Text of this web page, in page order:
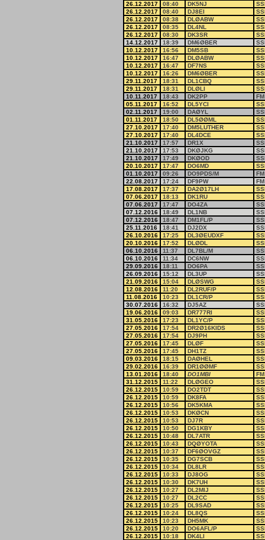
26.12.2017
08:40 DK5NJ
26.12.2017
08:40 DJ8EI
26.12.2017
08:38 DLØABW
26.12.2017
08:35 DL4NL
26.12.2017
08:30 DK3SR
14.12.2017
18:39 DM6ØBER
10.12.2017
16:56 DM5SB
10.12.2017
16:47 DLØABW
10.12.2017
16:47 DF7NS
10.12.2017
16:26 DM6ØBER
29.11.2017
18:31 DL1CBQ
29.11.2017
18:31 DLØLI
10.11.2017
18:43 DK2PP
FM
05.11.2017
16:52 DL5YCI
02.11.2017
19:00 DAØYL
01.11.2017
18:50 DL5ØØML
27.10.2017
17:40 DM5LUTHER
27.10.2017
17:40 DL4DCE
21.10.2017
17:57 DR1X
21.10.2017
17:53 DKØJKG
21.10.2017
17:49 DKØOD
20.10.2017
17:47 DO6MD
01.10.2017
09:26 DO9PDS/M
FM
22.08.2017
17:24 DF9PW
FM
17.08.2017
17:37 DA2Ø17LH
07.06.2017
18:13 DK1RU
07.06.2017
17:47 DO4ZA
07.12.2016
18:49 DL1NB
07.12.2016
18:47 DM1FL/P
25.11.2016
18:41 DJ2DX
26.10.2016
17:25 DL3ØEUDXF
20.10.2016
17:52 DLØDL
06.10.2016
11:37 DL7BL/M
06.10.2016
11:34 DC6NW
29.09.2016
18:11 DO6PA
26.09.2016
15:12 DL3UP
21.09.2016
15:04 DLØSWG
12.08.2016
11:20 DL2RUF/P
11.08.2016
10:23 DL1CR/P
30.07.2016
16:32 DJ5AZ
19.06.2016
09:03 DR777RI
31.05.2016
17:23 DL1YC/P
27.05.2016
17:54 DR2Ø16KIDS
27.05.2016
17:54 DJ9PH
27.05.2016
17:45 DLØF
27.05.2016
17:45 DH1TZ
09.03.2016
18:15 DAØHEL
29.02.2016
16:39 DR1ØØMF
13.01.2016
18:40 DO1MBI
FM
31.12.2015
11:22 DLØGEO
26.12.2015
10:59 DO2TDT
26.12.2015
10:59 DK8FA
26.12.2015
10:56 DK5KMA
26.12.2015
10:53 DKØCN
26.12.2015
10:53 DJ7R
26.12.2015
10:50 DG1KBY
26.12.2015
10:48 DL7ATR
26.12.2015
10:43 DQØYOTA
26.12.2015
10:37 DF6ØOVGZ
26.12.2015
10:35 DG7SCB
26.12.2015
10:34 DL8LR
26.12.2015
10:33 DJ8OG
26.12.2015
10:30 DK7UH
26.12.2015
10:27 DL2MIJ
26.12.2015
10:27 DL2CC
26.12.2015
10:25 DL9SAD
26.12.2015
10:24 DL8QS
26.12.2015
10:23 DH5MK
26.12.2015
10:20 DO6AFL/P
26.12.2015
10:18 DK4LI